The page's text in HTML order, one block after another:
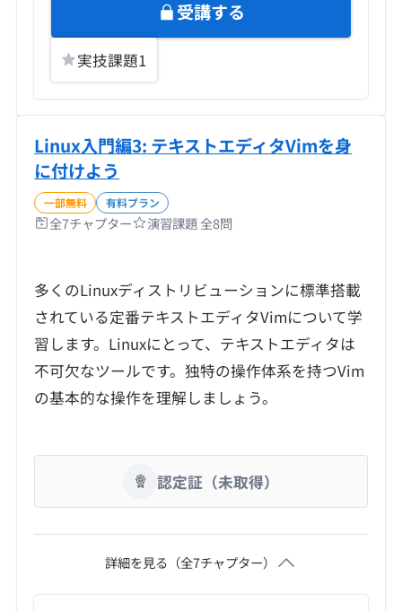
受講する
実技課題1
Linux入門編3: テキストエディタVimを身
に付けよう
全7チャプター 演習課題 全8問
一部無料 有料プラン
多くのLinuxディストリビューションに標準搭載
されている定番テキストエディタVimについて学
習します。Linuxにとって、テキストエディタは
不可欠なツールです。独特の操作体系を持つVim
の基本的な操作を理解しましょう。
認定証（未取得）
詳細を見る（全7チャプター）